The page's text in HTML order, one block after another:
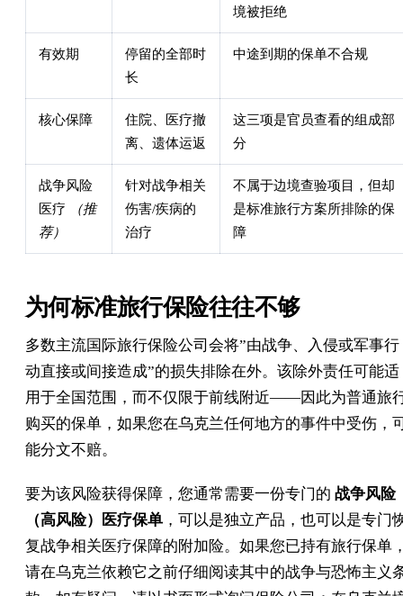
境被拒绝
有效期
停留的全部时
长
中途到期的保单不合规
核心保障
住院、医疗撤
离、遗体运返
这三项是官员查看的组成部
分
战争风险
医疗
（推
荐）
针对战争相关
伤害/疾病的
治疗
不属于边境查验项目，但却
是标准旅行方案所排除的保
障
为何标准旅行保险往往不够
多数主流国际旅行保险公司会将”由战争、入侵或军事行
动直接或间接造成”的损失排除在外。该除外责任可能适
用于全国范围，而不仅限于前线附近——因此为普通旅
购买的保单，如果您在乌克兰任何地方的事件中受伤，
能分文不赔。
要为该风险获得保障，您通常需要一份专门的 战争风险
（高风险）医疗保单 ，可以是独立产品，也可以是专门
复战争相关医疗保障的附加险。如果您已持有旅行保单
请在乌克兰依赖它之前仔细阅读其中的战争与恐怖主义